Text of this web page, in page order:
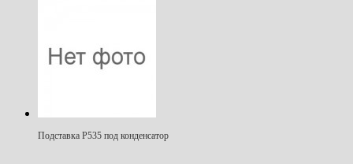
Подставка Р535 под конденсатор